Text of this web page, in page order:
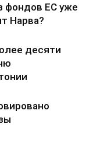
фондов ЕС уже
Нарва?
десяти